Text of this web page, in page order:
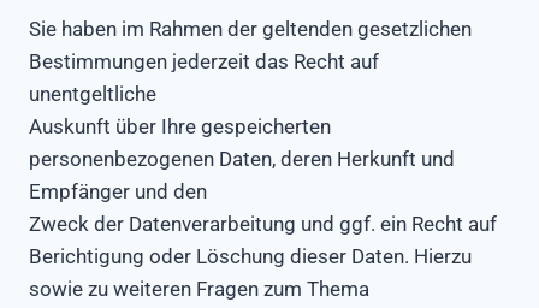
Sie haben im Rahmen der geltenden gesetzlichen
Bestimmungen jederzeit das Recht auf
unentgeltliche
Auskunft über Ihre gespeicherten
personenbezogenen Daten, deren Herkunft und
Empfänger und den
Zweck der Datenverarbeitung und ggf. ein Recht auf
Berichtigung oder Löschung dieser Daten. Hierzu
sowie zu weiteren Fragen zum Thema